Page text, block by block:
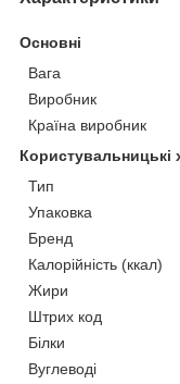
Основні
Вага
Виробник
Країна виробник
Користувальницькі
Тип
Упаковка
Бренд
Калорійність (ккал)
Жири
Штрих код
Білки
Вуглеводі